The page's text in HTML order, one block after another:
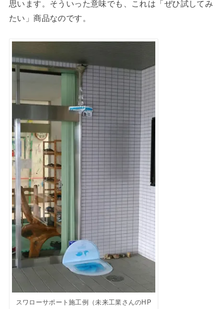
思います。そういった意味でも、これは「ぜひ試してみ
たい」商品なのです。
スワローサポート施工例（未来工業さんのHP